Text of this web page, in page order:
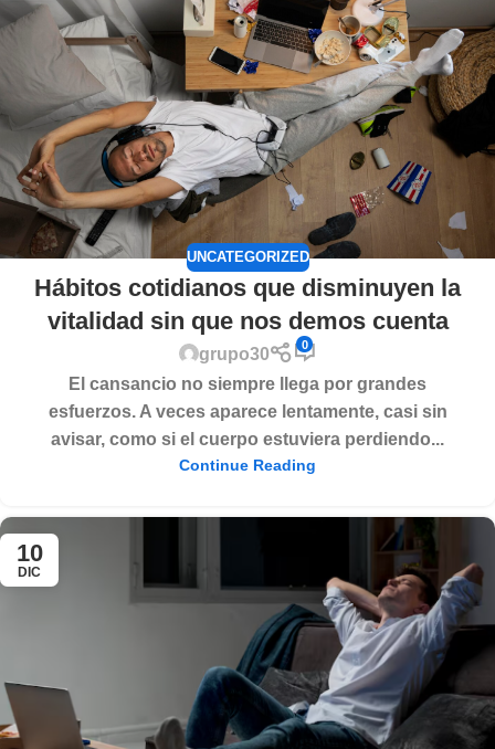
UNCATEGORIZED
Hábitos cotidianos que disminuyen la
vitalidad sin que nos demos cuenta
grupo30
0
El cansancio no siempre llega por grandes
esfuerzos. A veces aparece lentamente, casi sin
avisar, como si el cuerpo estuviera perdiendo...
Continue Reading
10
DIC